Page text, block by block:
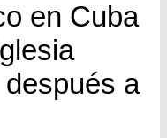
en Cuba
a